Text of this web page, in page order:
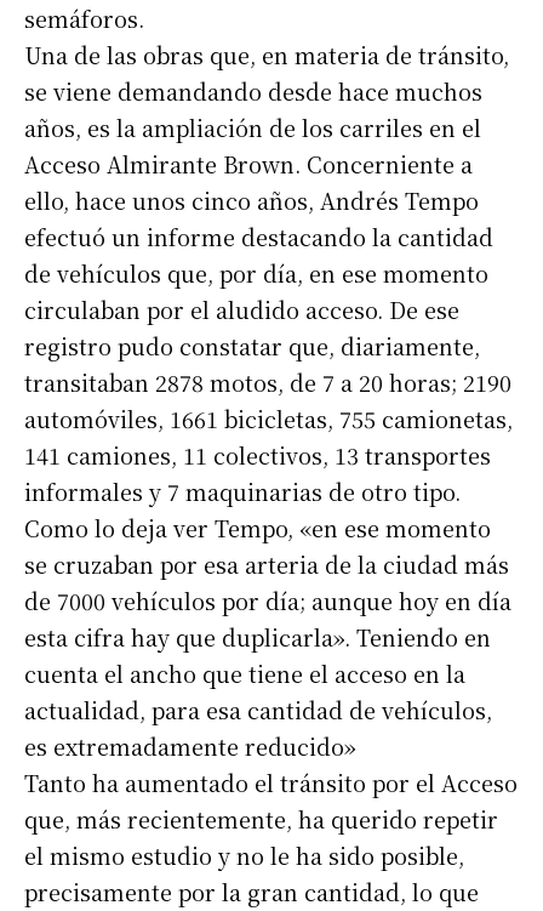
semáforos.
Una de las obras que, en materia de tránsito,
se viene demandando desde hace muchos
años, es la ampliación de los carriles en el
Acceso Almirante Brown. Concerniente a
ello, hace unos cinco años, Andrés Tempo
efectuó un informe destacando la cantidad
de vehículos que, por día, en ese momento
circulaban por el aludido acceso. De ese
registro pudo constatar que, diariamente,
transitaban 2878 motos, de 7 a 20 horas; 2190
automóviles, 1661 bicicletas, 755 camionetas,
141 camiones, 11 colectivos, 13 transportes
informales y 7 maquinarias de otro tipo.
Como lo deja ver Tempo, «en ese momento
se cruzaban por esa arteria de la ciudad más
de 7000 vehículos por día; aunque hoy en día
esta cifra hay que duplicarla». Teniendo en
cuenta el ancho que tiene el acceso en la
actualidad, para esa cantidad de vehículos,
es extremadamente reducido»
Tanto ha aumentado el tránsito por el Acceso
que, más recientemente, ha querido repetir
el mismo estudio y no le ha sido posible,
precisamente por la gran cantidad, lo que